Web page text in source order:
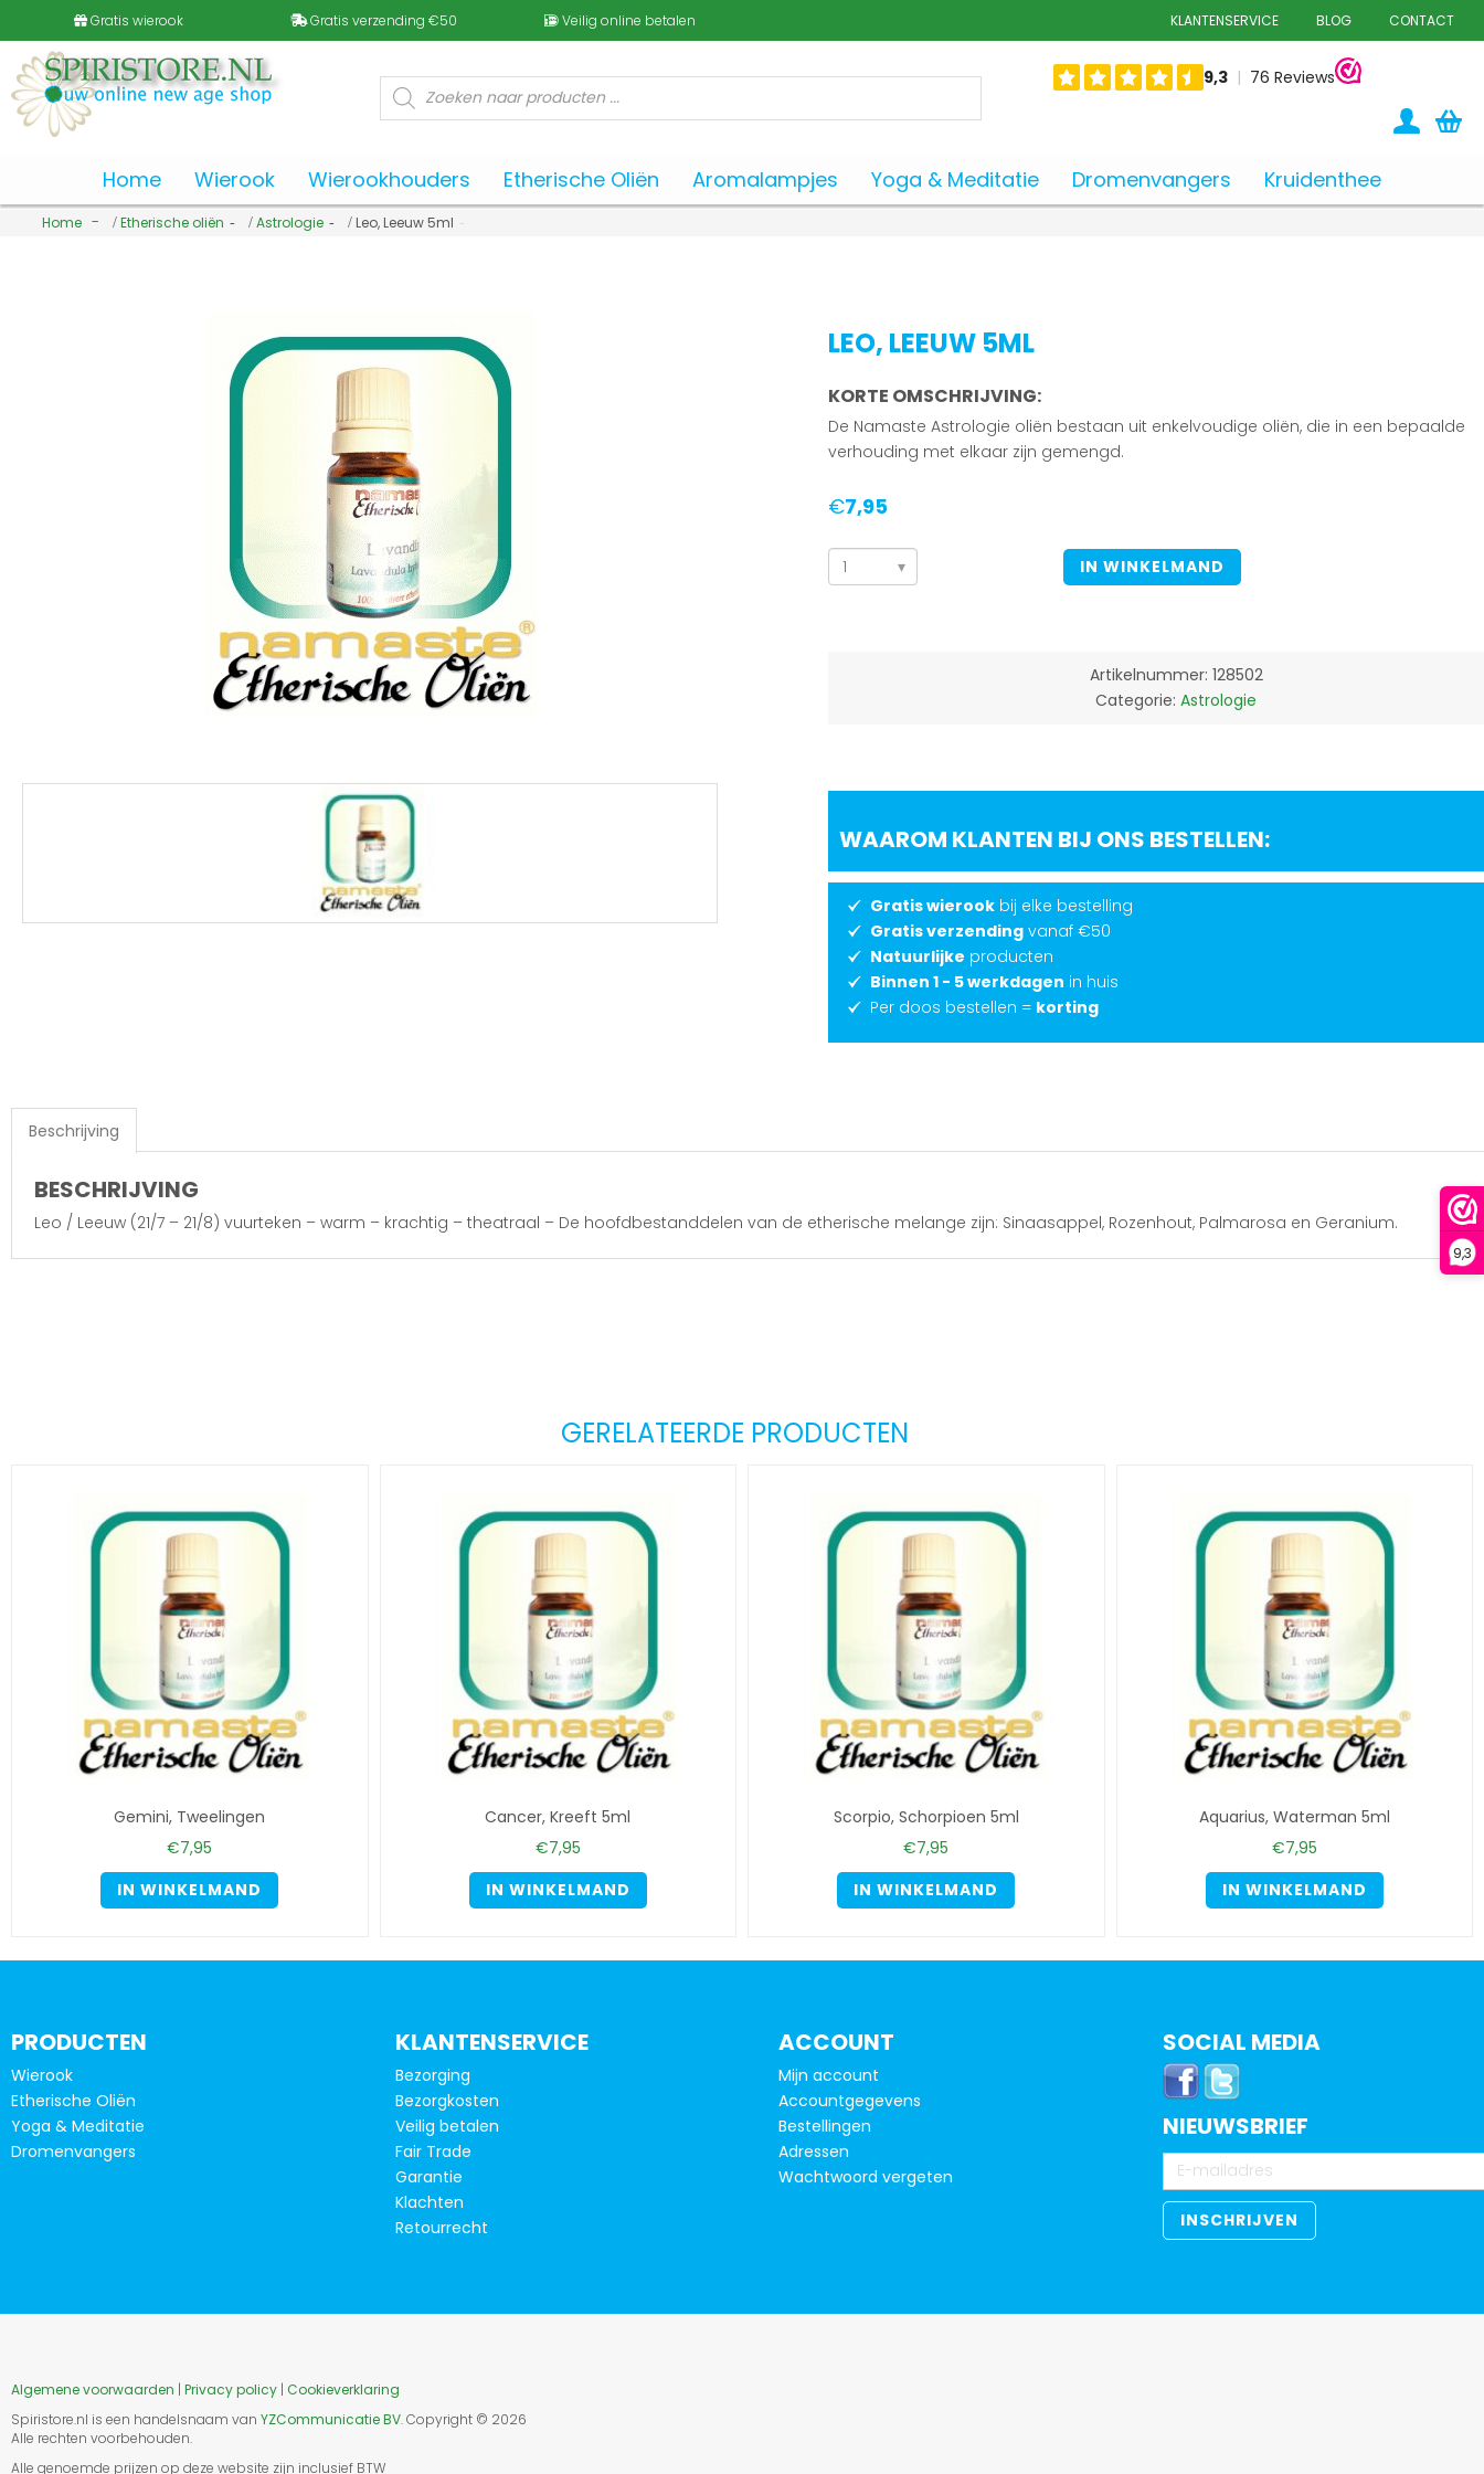
9,3
Gratis wierook Gratis verzending €50 Veilig online betalen KLANTENSERVICE BLOG CONTACT
Producten
zoeken
Home Wierook Wierookhouders Etherische Oliën Aromalampjes Yoga & Meditatie Dromenvangers Kruidenthee
Home Etherische oliën Astrologie Leo, Leeuw 5ml
LEO, LEEUW 5ML
KORTE OMSCHRIJVING:
De Namaste Astrologie oliën bestaan uit enkelvoudige oliën, die in een bepaalde
verhouding met elkaar zijn gemengd.
€7,95
Leo,
IN WINKELMAND
Artikelnummer: 128502
Categorie: Astrologie
WAAROM KLANTEN BIJ ONS BESTELLEN:
Gratis wierook bij elke bestelling
Gratis verzending vanaf €50
Natuurlijke producten
Binnen 1 - 5 werkdagen in huis
Per doos bestellen = korting
Beschrijving
BESCHRIJVING
Leo / Leeuw (21/7 – 21/8) vuurteken – warm – krachtig – theatraal – De hoofdbestanddelen van de etherische melange zijn: Sinaasappel, Rozenhout, Palmarosa en Geranium.
GERELATEERDE PRODUCTEN
Gemini, Tweelingen
€7,95
IN WINKELMAND
Cancer, Kreeft 5ml
€7,95
IN WINKELMAND
Scorpio, Schorpioen 5ml
€7,95
IN WINKELMAND
Aquarius, Waterman 5ml
€7,95
IN WINKELMAND
PRODUCTEN
Wierook
Etherische Oliën
Yoga & Meditatie
Dromenvangers
KLANTENSERVICE
Bezorging
Bezorgkosten
Veilig betalen
Fair Trade
Garantie
Klachten
Retourrecht
ACCOUNT
Mijn account
Accountgegevens
Bestellingen
Adressen
Wachtwoord vergeten
SOCIAL MEDIA
NIEUWSBRIEF
Algemene voorwaarden | Privacy policy | Cookieverklaring
Spiristore.nl is een handelsnaam van YZCommunicatie BV. Copyright © 2026
Alle rechten voorbehouden.
Alle genoemde prijzen op deze website zijn inclusief BTW